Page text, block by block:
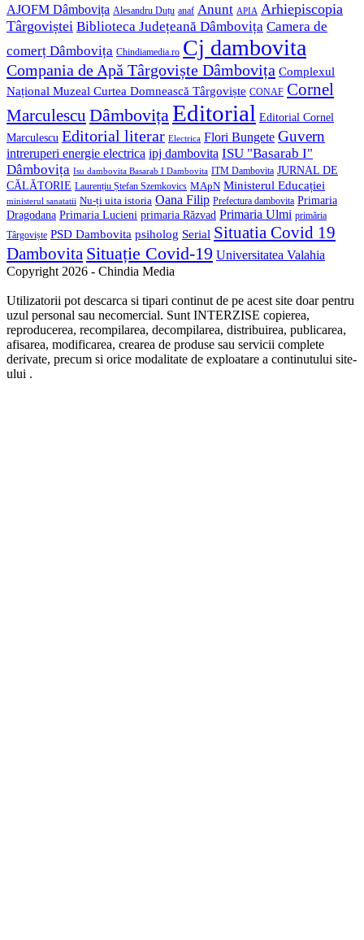
AJOFM Dâmbovița Alesandru Duțu anaf Anunt APIA Arhiepiscopia
Târgoviștei Biblioteca Județeană Dâmbovița Camera de
comerț Dâmbovița Chindiamedia.ro Cj dambovita
Compania de Apă Târgoviște Dâmbovița Complexul
Național Muzeal Curtea Domnească Târgoviște CONAF Cornel
Marculescu DâmbovițaEditorial Editorial Cornel
Marculescu Editorial literar Electrica Flori Bungete Guvern
intreruperi energie electrica ipj dambovita ISU "Basarab I"
Dâmbovița Isu dambovita Basarab I Dambovita ITM Dambovita JURNAL DE
CĂLĂTORIE Laurențiu Ștefan Szemkovics MApN Ministerul Educației
ministerul sanatatii Nu-ți uita istoria Oana Filip Prefectura dambovita Primaria
Dragodana Primaria Lucieni primaria Răzvad Primaria Ulmi primăria
Târgoviște PSD Dambovita psiholog Serial Situatia Covid 19
Dambovita Situație Covid-19 Universitatea Valahia
Copyright 2026 - Chindia Media
Utilizatorii pot descarca si tipari continut de pe acest site doar pentru
uzul personal sau necomercial. Sunt INTERZISE copierea,
reproducerea, recompilarea, decompilarea, distribuirea, publicarea,
afisarea, modificarea, crearea de produse sau servicii complete
derivate, precum si orice modalitate de exploatare a continutului site-
ului .